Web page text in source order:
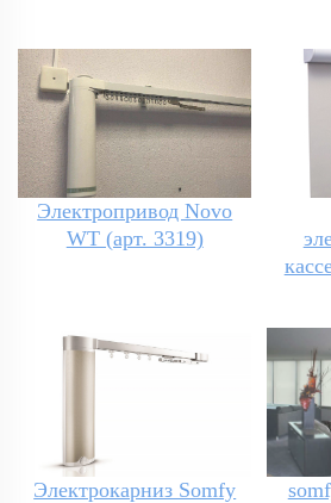
Электропривод Novo
WT (арт. 3319)
Электрокарниз Somfy